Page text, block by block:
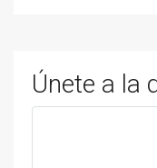
Únete a la